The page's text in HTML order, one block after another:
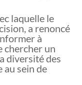
laquelle le
a renoncé
à
chercher un
diversité des
au sein de